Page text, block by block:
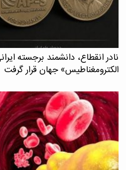
نادر انقطاع، دانشمند برجسته
الکترومغناطیس» جهان قرار گرفت